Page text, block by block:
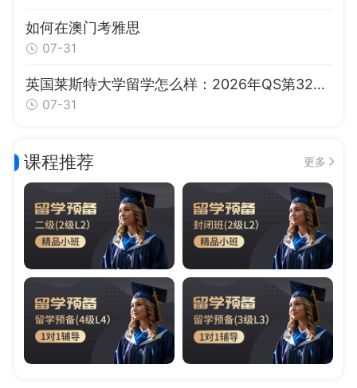
如何在澳门考雅思
07-31
英国莱斯特大学留学怎么样：2026年QS第326位、DNA指纹技术发源地与申请指南
07-31
课程推荐 更多